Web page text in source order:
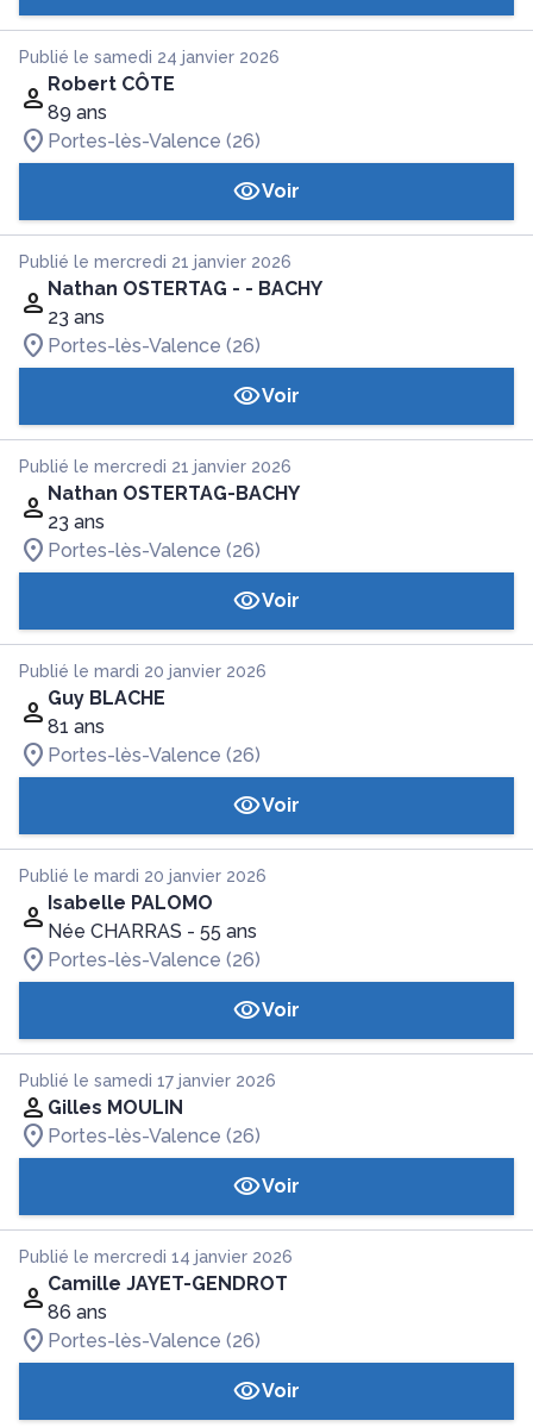
Publié le samedi 24 janvier 2026
Robert CÔTE
89 ans
Portes-lès-Valence (26)
Voir
Publié le mercredi 21 janvier 2026
Nathan OSTERTAG - - BACHY
23 ans
Portes-lès-Valence (26)
Voir
Publié le mercredi 21 janvier 2026
Nathan OSTERTAG-BACHY
23 ans
Portes-lès-Valence (26)
Voir
Publié le mardi 20 janvier 2026
Guy BLACHE
81 ans
Portes-lès-Valence (26)
Voir
Publié le mardi 20 janvier 2026
Isabelle PALOMO
Née CHARRAS - 55 ans
Portes-lès-Valence (26)
Voir
Publié le samedi 17 janvier 2026
Gilles MOULIN
Portes-lès-Valence (26)
Voir
Publié le mercredi 14 janvier 2026
Camille JAYET-GENDROT
86 ans
Portes-lès-Valence (26)
Voir